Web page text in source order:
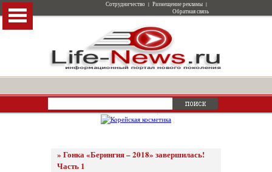
Сотрудничество | Размещение рекламы |
Обратная связь
» Гонка «Берингия – 2018» завершилась!
Часть 1